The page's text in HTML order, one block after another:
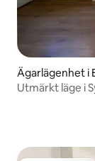
Ägarlägenhet i
Utmärkt läge i